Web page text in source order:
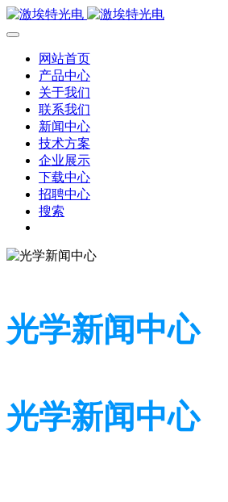
网站首页
产品中心
关于我们
联系我们
新闻中心
技术方案
企业展示
下载中心
招聘中心
搜索
光学新闻中心
光学新闻中心